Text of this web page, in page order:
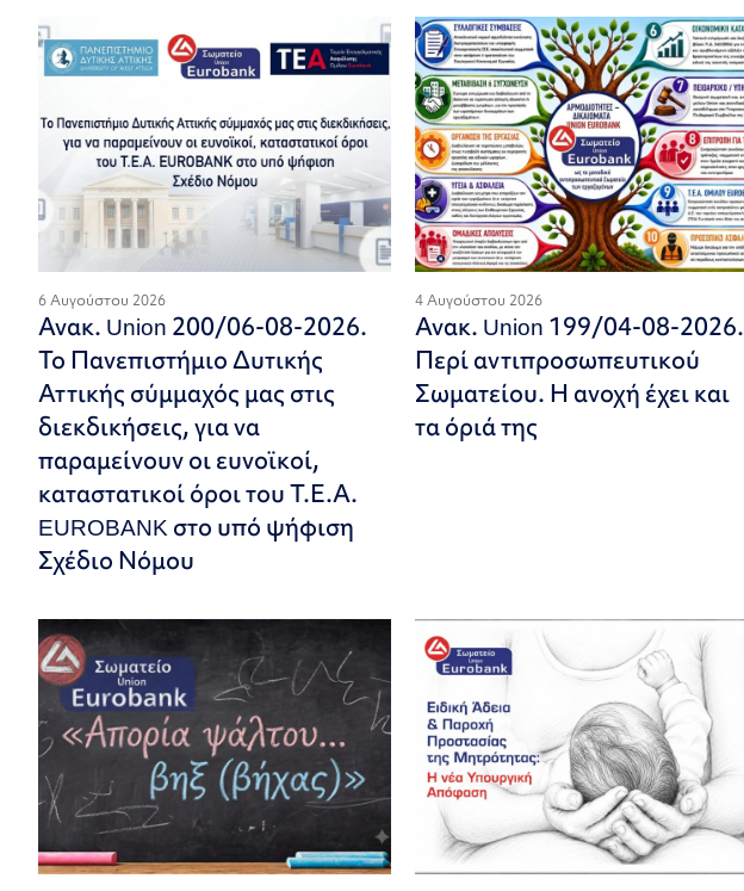
6 Αυγούστου 2026
Ανακ. Union 200/06-08-2026.
Το Πανεπιστήμιο Δυτικής
Αττικής σύμμαχός μας στις
διεκδικήσεις, για να
παραμείνουν οι ευνοϊκοί,
καταστατικοί όροι του Τ.Ε.Α.
EUROBANK στο υπό ψήφιση
Σχέδιο Νόμου
4 Αυγούστου 2026
Ανακ. Union 199/04-08-2026.
Περί αντιπροσωπευτικού
Σωματείου. Η ανοχή έχει και
τα όριά της